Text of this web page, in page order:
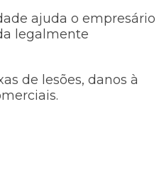
ajuda o empresário
legalmente
de lesões, danos à